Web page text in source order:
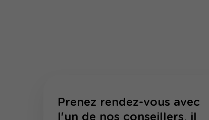
Prenez rendez-vous avec
l'un de nos conseillers, il